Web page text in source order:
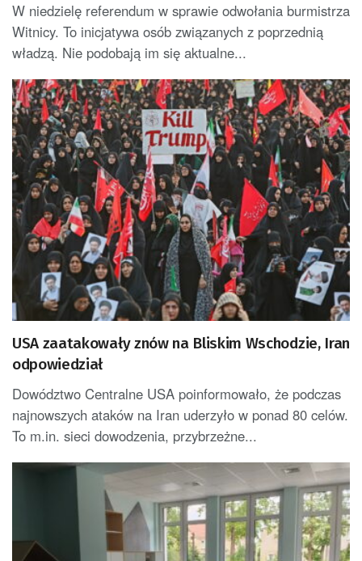
W niedzielę referendum w sprawie odwołania burmistrza
Witnicy. To inicjatywa osób związanych z poprzednią
władzą. Nie podobają im się aktualne...
USA zaatakowały znów na Bliskim Wschodzie, Iran
odpowiedział
Dowództwo Centralne USA poinformowało, że podczas
najnowszych ataków na Iran uderzyło w ponad 80 celów.
To m.in. sieci dowodzenia, przybrzeżne...